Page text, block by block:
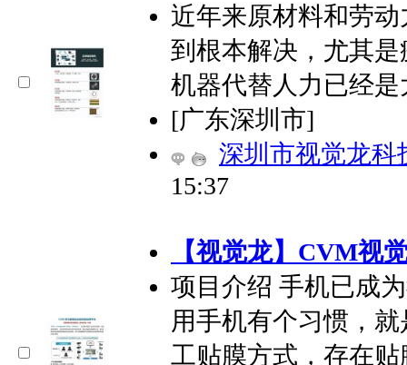
近年来原材料和劳
到根本解决，尤其
机器代替人力已经是
[广东深圳市]
深圳市视觉龙科
15:37
【视觉龙】CVM视
项目介绍 手机已成
用手机有个习惯，
工贴膜方式，存在贴